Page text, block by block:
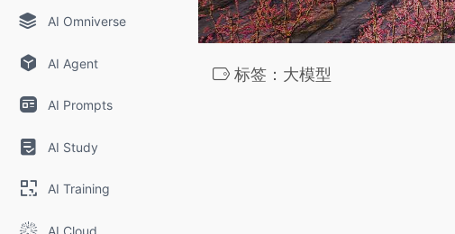
AI Omniverse
AI Agent
AI Prompts
AI Study
AI Training
AI Cloud
标签：大模型